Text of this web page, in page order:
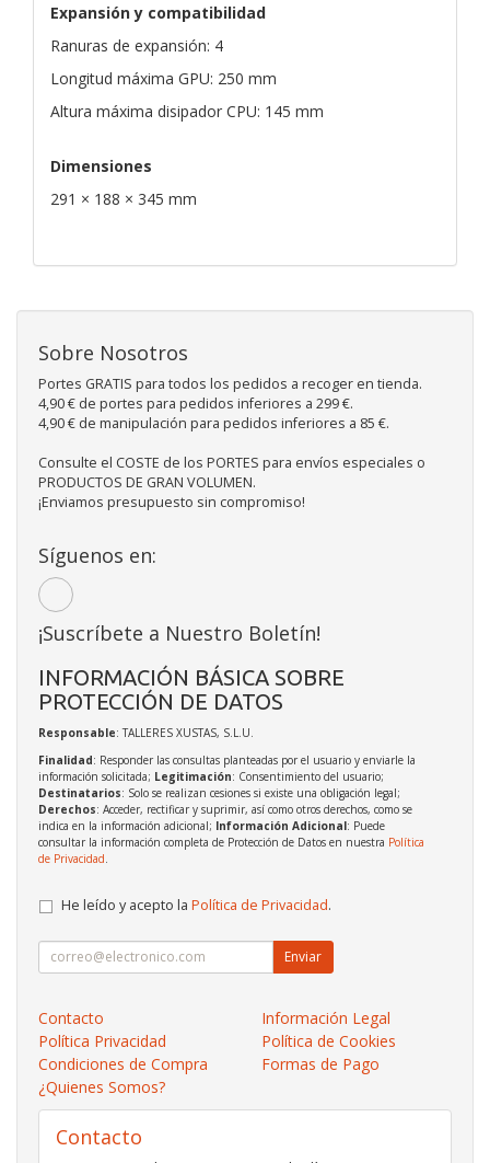
Expansión y compatibilidad
Ranuras de expansión: 4
Longitud máxima GPU: 250 mm
Altura máxima disipador CPU: 145 mm
Dimensiones
291 × 188 × 345 mm
Sobre Nosotros
Portes GRATIS para todos los pedidos a recoger en tienda.
4,90 € de portes para pedidos inferiores a 299 €.
4,90 € de manipulación para pedidos inferiores a 85 €.
Consulte el COSTE de los PORTES para envíos especiales o
PRODUCTOS DE GRAN VOLUMEN.
¡Enviamos presupuesto sin compromiso!
Síguenos en:
¡Suscríbete a Nuestro Boletín!
INFORMACIÓN BÁSICA SOBRE
PROTECCIÓN DE DATOS
Responsable: TALLERES XUSTAS, S.L.U.
Finalidad: Responder las consultas planteadas por el usuario y enviarle la
información solicitada; Legitimación: Consentimiento del usuario;
Destinatarios: Solo se realizan cesiones si existe una obligación legal;
Derechos: Acceder, rectificar y suprimir, así como otros derechos, como se
indica en la información adicional; Información Adicional: Puede
consultar la información completa de Protección de Datos en nuestra Política
de Privacidad
He leído y acepto la Política de Privacidad.
Enviar
Contacto
Información Legal
Política Privacidad
Política de Cookies
Condiciones de Compra
Formas de Pago
¿Quienes Somos?
Contacto